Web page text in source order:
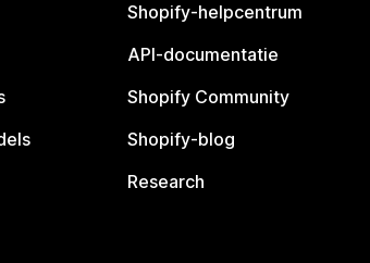
Shopify-helpcentrum
API-documentatie
Shopify Community
Shopify-blog
Research